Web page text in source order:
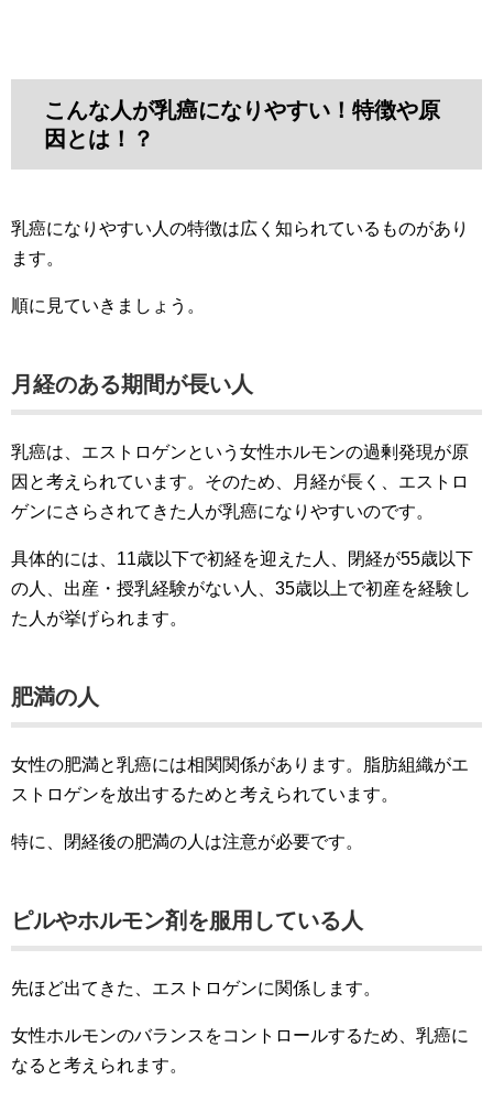
こんな人が乳癌になりやすい！特徴や原
因とは！？
乳癌になりやすい人の特徴は広く知られているものがあり
ます。
順に見ていきましょう。
月経のある期間が長い人
乳癌は、エストロゲンという女性ホルモンの過剰発現が原
因と考えられています。そのため、月経が長く、エストロ
ゲンにさらされてきた人が乳癌になりやすいのです。
具体的には、11歳以下で初経を迎えた人、閉経が55歳以下
の人、出産・授乳経験がない人、35歳以上で初産を経験し
た人が挙げられます。
肥満の人
女性の肥満と乳癌には相関関係があります。脂肪組織がエ
ストロゲンを放出するためと考えられています。
特に、閉経後の肥満の人は注意が必要です。
ピルやホルモン剤を服用している人
先ほど出てきた、エストロゲンに関係します。
女性ホルモンのバランスをコントロールするため、乳癌に
なると考えられます。